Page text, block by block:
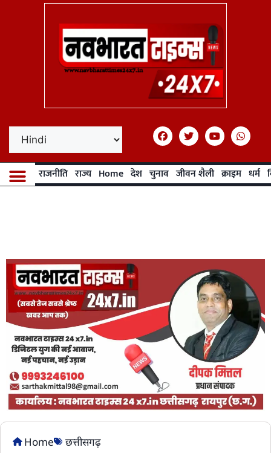
राजनीति राज्य Home देश चुनाव जीवन शैली क्राइम धर्म
Home छत्तीसगढ़